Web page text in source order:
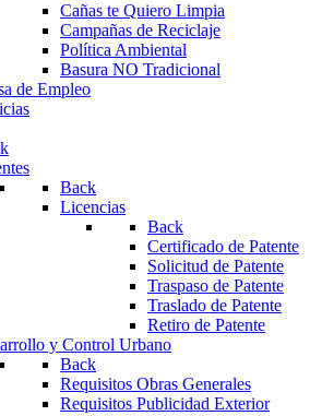
Cañas te Quiero Limpia
Campañas de Reciclaje
Política Ambiental
Basura NO Tradicional
de Empleo
Back
Licencias
Back
Certificado de Patente
Solicitud de Patente
Traspaso de Patente
Traslado de Patente
Retiro de Patente
y Control Urbano
Back
Requisitos Obras Generales
Requisitos Publicidad Exterior